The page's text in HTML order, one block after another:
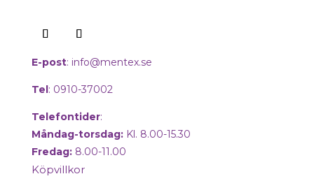
E-post: info@mentex.se
Tel : 0910-37002
Telefontider:
Måndag-torsdag:Kl. 8.00-15.30
Fredag:8.00-11.00
Köpvillkor